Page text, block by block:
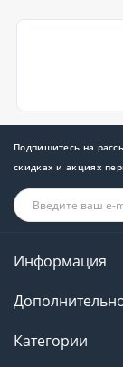
Подпишитесь на
скидках и акциях
Информация
Категории